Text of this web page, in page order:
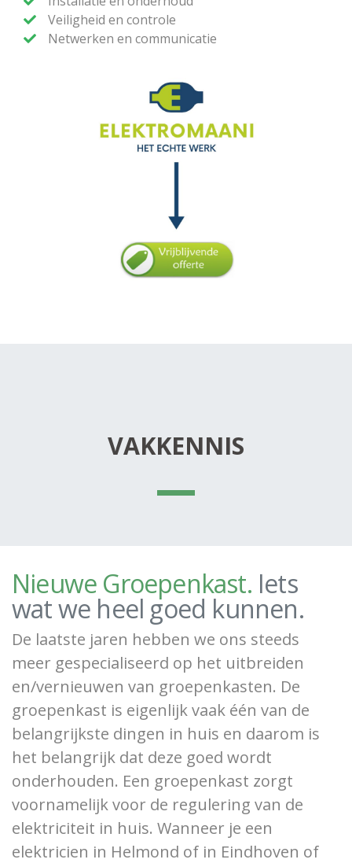
Veiligheid en controle
Netwerken en communicatie
VAKKENNIS
Nieuwe Groepenkast. Iets
wat we heel goed kunnen.
De laatste jaren hebben we ons steeds
meer gespecialiseerd op het uitbreiden
en/vernieuwen van groepenkasten. De
groepenkast is eigenlijk vaak één van de
belangrijkste dingen in huis en daarom is
het belangrijk dat deze goed wordt
onderhouden. Een groepenkast zorgt
voornamelijk voor de regulering van de
elektriciteit in huis. Wanneer je een
elektricien in Helmond of in Eindhoven of